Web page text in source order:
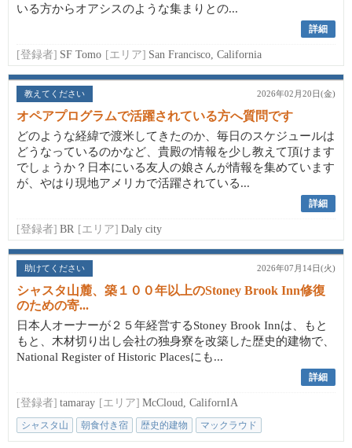
いる方からオアシスのような集まりとの...
詳細
[登録者] SF Tomo [エリア] San Francisco, California
教えてください 2026年02月20日(金)
オペアプログラムで活躍されている方へ質問です
どのような経緯で渡米してきたのか、毎日のスケジュールは
どうなっているのかなど、貴殿の情報を少し教えて頂けます
でしょうか？日本にいる友人の娘さんが情報を集めています
が、やはり現地アメリカで活躍されている...
詳細
[登録者] BR [エリア] Daly city
助けてください 2026年07月14日(火)
シャスタ山麓、築１００年以上のStoney Brook Inn修復
のための寄...
日本人オーナーが２５年経営するStoney Brook Innは、もと
もと、木材切り出し会社の独身寮を改築した歴史的建物で、
National Register of Historic Placesにも...
詳細
[登録者] tamaray [エリア] McCloud, CalifornIA
シャスタ山 朝食付き宿 歴史的建物 マックラウド